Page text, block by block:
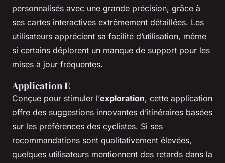
personnalisés avec une grande précision, grâce à
ses cartes interactives extrêmement détaillées. Les
utilisateurs apprécient sa facilité d’utilisation, même
si certains déplorent un manque de support pour les
mises à jour fréquentes.
Application E
Conçue pour stimuler l’exploration, cette application
offre des suggestions innovantes d’itinéraires basées
sur les préférences des cyclistes. Si ses
recommandations sont qualitativement élevées,
quelques utilisateurs mentionnent des retards dans la